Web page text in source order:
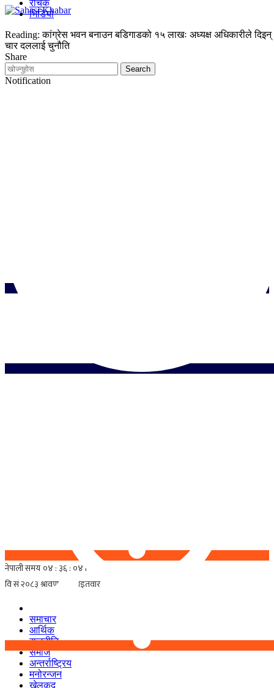
समाचार
आर्थिक
राजनीति
समाज
अन्तर्राष्ट्रिय
मनोरन्जन
खेलकुद
रोचक
भिडियो
Reading: कांग्रेस भवन बनाउन बडिगाडको १५ लाखः अध्यक्ष अधिकारीले दिइन्
चार दललाई चुनौति
Share
Notification